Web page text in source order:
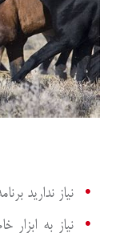
نیاز ندارید
نیاز به